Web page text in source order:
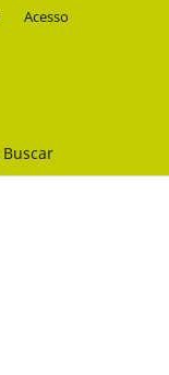
Buscar
Acesso